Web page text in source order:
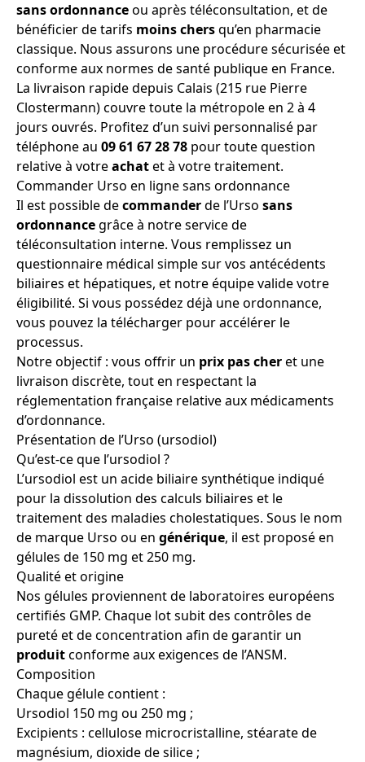
sans ordonnanceou après téléconsultation, et de
bénéficier de tarifs moins chersqu’en pharmacie
classique. Nous assurons une procédure sécurisée et
conforme aux normes de santé publique en France.
La livraison rapide depuis Calais (215 rue Pierre
Clostermann) couvre toute la métropole en 2 à 4
jours ouvrés. Profitez d’un suivi personnalisé par
téléphone au 09 61 67 28 78 pour toute question
relative à votreachatet à votre traitement.
Commander Urso en ligne sans ordonnance
Il est possible decommanderde l’Urso sans
ordonnancegrâce à notre service de
téléconsultation interne. Vous remplissez un
questionnaire médical simple sur vos antécédents
biliaires et hépatiques, et notre équipe valide votre
éligibilité. Si vous possédez déjà une ordonnance,
vous pouvez la télécharger pour accélérer le
processus.
Notre objectif : vous offrir un prix pas cheret une
livraison discrète, tout en respectant la
réglementation française relative aux médicaments
d’ordonnance.
Présentation de l’Urso (ursodiol)
Qu’est-ce que l’ursodiol ?
L’ursodiol est un acide biliaire synthétique indiqué
pour la dissolution des calculs biliaires et le
traitement des maladies cholestatiques. Sous le nom
de marque Urso ou en générique, il est proposé en
gélules de 150 mg et 250 mg.
Qualité et origine
Nos gélules proviennent de laboratoires européens
certifiés GMP. Chaque lot subit des contrôles de
pureté et de concentration afin de garantir un
produitconforme aux exigences de l’ANSM.
Composition
Chaque gélule contient :
Ursodiol 150 mg ou 250 mg ;
Excipients : cellulose microcristalline, stéarate de
magnésium, dioxide de silice ;